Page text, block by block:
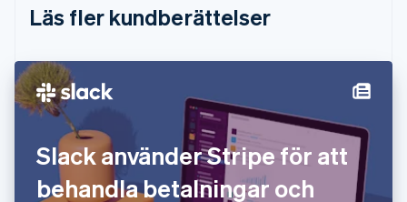
Läs fler kundberättelser
Slack använder Stripe för att
behandla betalningar och
English
Finland
EnglishSvenska
Frankrike
FrançaisEnglish
Förenade Arabemiraten
English
Gibraltar